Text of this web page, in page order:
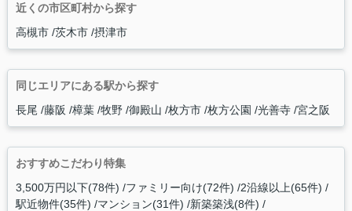
近くの市区町村から探す
高槻市 茨木市 摂津市
同じエリアにある駅から探す
長尾 藤阪 樟葉 牧野 御殿山 枚方市 枚方公園 光善寺 宮之阪
おすすめこだわり特集
3,500万円以下(78件) ファミリー向け(72件) 2沿線以上(65件)
駅近物件(35件) マンション(31件) 新築築浅(8件)